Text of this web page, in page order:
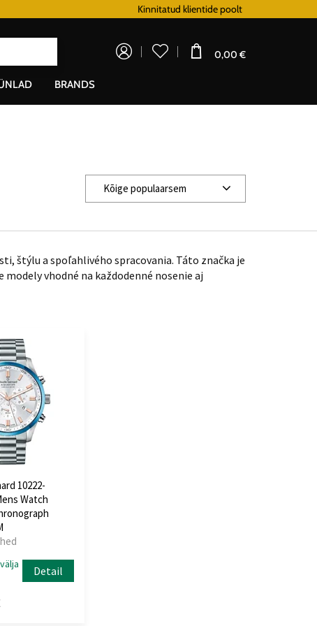
Kinnitatud klientide poolt
0,00 €
BRANDS
Kõige populaarsem
štýlu a spoľahlivého spracovania. Táto značka je
vhodné na každodenné nosenie aj
10222-
Watch
Detail